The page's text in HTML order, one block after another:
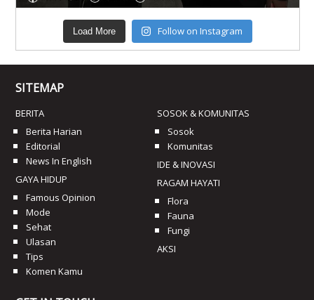
Load More Follow on Instagram
SITEMAP
BERITA
Berita Harian
Editorial
News In English
GAYA HIDUP
Famous Opinion
Mode
Sehat
Ulasan
Tips
Komen Kamu
SOSOK & KOMUNITAS
Sosok
Komunitas
IDE & INOVASI
RAGAM HAYATI
Flora
Fauna
Fungi
AKSI